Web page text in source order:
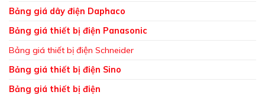
Bảng giá dây điện Daphaco
Bảng giá thiết bị điện Panasonic
Bảng giá thiết bị điện Schneider
Bảng giá thiết bị điện Sino
Bảng giá thiết bị điện